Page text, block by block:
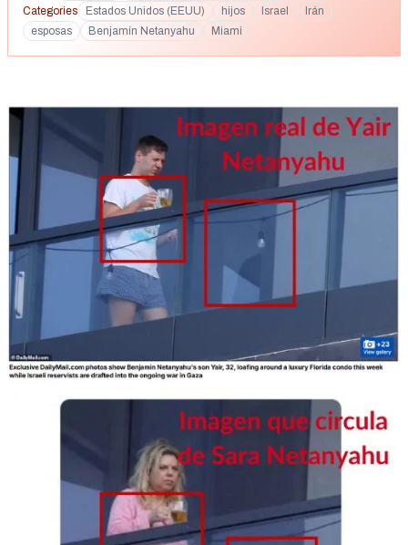
Categories
Estados Unidos (EEUU) hijos Israel
Irán
esposas
Benjamín Netanyahu Miami